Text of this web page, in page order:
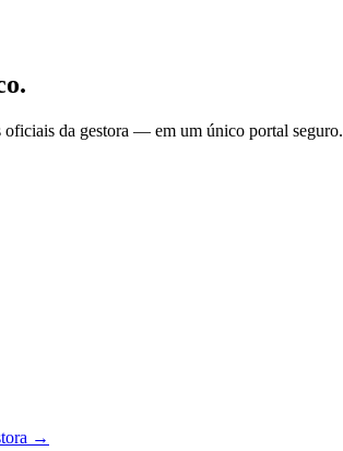
oficiais da gestora — em um único portal seguro.
→